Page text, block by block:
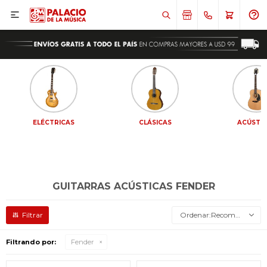

ELÉCTRICAS CLÁSICAS
GUITARRAS ACÚSTICAS FENDER
Recomendados
Filtrando por: Fender